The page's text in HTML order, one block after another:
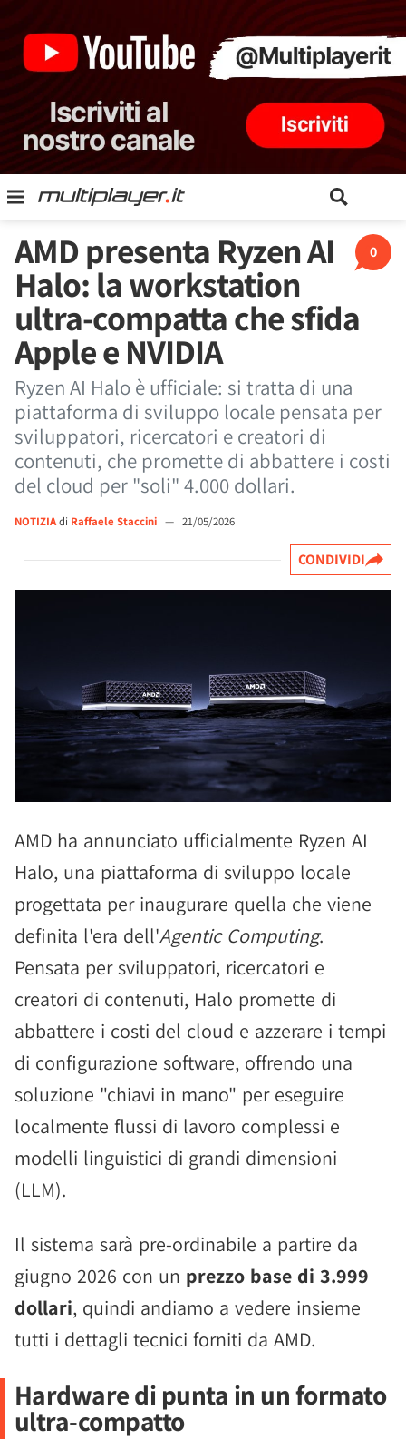
0
AMD presenta Ryzen AI
Halo: la workstation
ultra-compatta che sfida
Apple e NVIDIA
Ryzen AI Halo è ufficiale: si tratta di una
piattaforma di sviluppo locale pensata per
sviluppatori, ricercatori e creatori di
contenuti, che promette di abbattere i costi
del cloud per "soli" 4.000 dollari.
NOTIZIAdi Raffaele Staccini — 21/05/2026
CONDIVIDI
AMD ha annunciato ufficialmente Ryzen AI
Halo, una piattaforma di sviluppo locale
progettata per inaugurare quella che viene
definita l'era dell'Agentic Computing.
Pensata per sviluppatori, ricercatori e
creatori di contenuti, Halo promette di
abbattere i costi del cloud e azzerare i tempi
di configurazione software, offrendo una
soluzione "chiavi in mano" per eseguire
localmente flussi di lavoro complessi e
modelli linguistici di grandi dimensioni
(LLM).
Il sistema sarà pre-ordinabile a partire da
giugno 2026 con un prezzo base di 3.999
dollari, quindi andiamo a vedere insieme
tutti i dettagli tecnici forniti da AMD.
Hardware di punta in un formato
ultra-compatto